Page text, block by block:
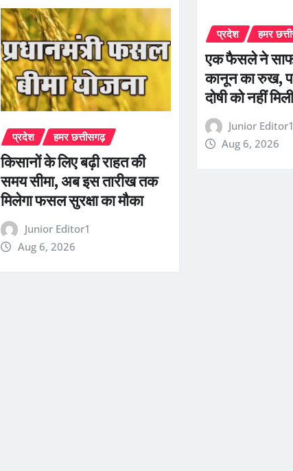
प्रदेश हमर छत्तीसगढ़
किसानों के लिए बढ़ी राहत की
समय सीमा, अब इस तारीख तक
मिलेगा फसल सुरक्षा का मौका
Junior Editor1
Aug 6, 2026
प्रदेश हमर
एक फैसले ने साफ
कानून का रुख,
दोषी को नहीं
Junior Editor1
Aug 6, 2026